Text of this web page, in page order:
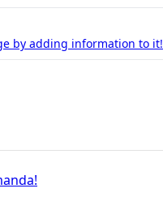
by adding information to it!